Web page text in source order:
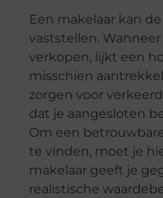
Een makelaar kan
vaststellen.
verkopen, lijkt een
misschien
zorgen voor
dat je aangesloten
Om een
te vinden, moet je
makelaar geeft je
realistische